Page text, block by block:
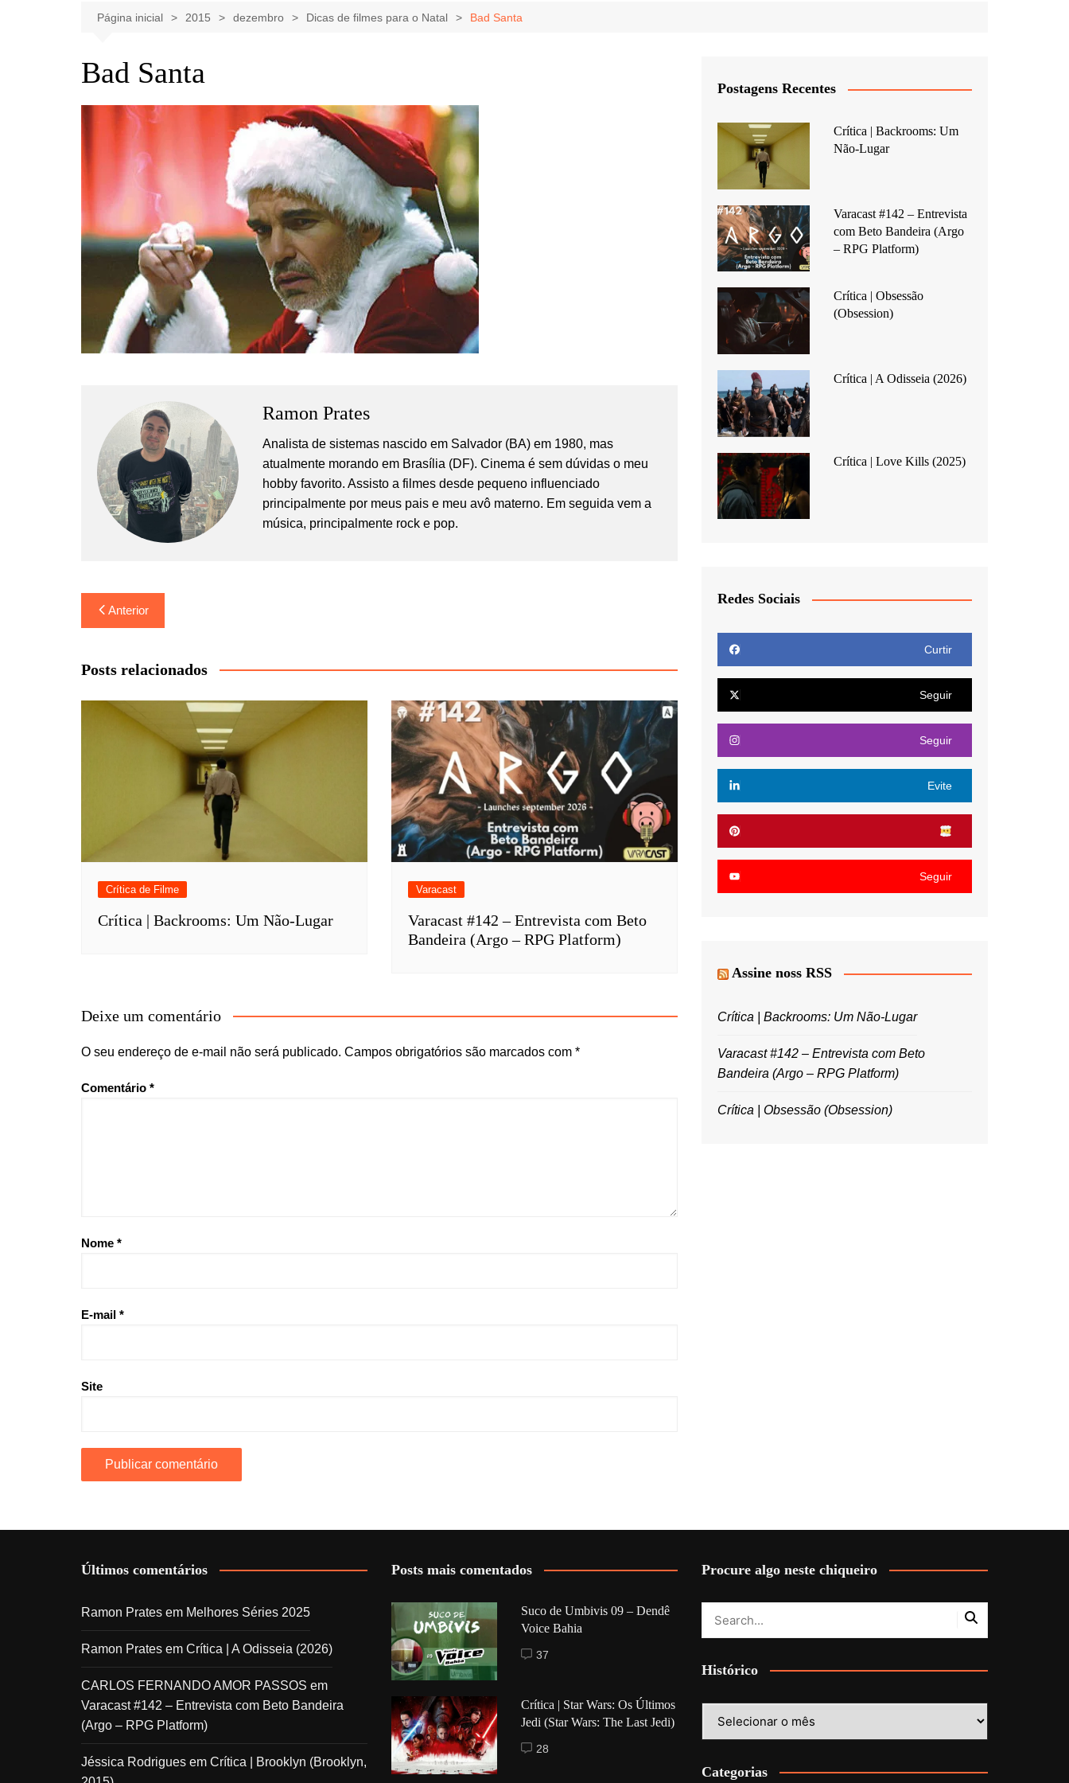
Celebridades
Música
Notícias
Clássicos
Livros
Game ReviewRadiola Torresmo
Página inicial 2015 dezembro Dicas de filmes para o Natal Bad Santa
Bad Santa
Ramon Prates
Analista de sistemas nascido em Salvador (BA) em 1980, mas
atualmente morando em Brasília (DF). Cinema é sem dúvidas o meu
hobby favorito. Assisto a filmes desde pequeno influenciado
principalmente por meus pais e meu avô materno. Em seguida vem a
música, principalmente rock e pop.
Navegação
de
Post
Anterior
Posts relacionados
Crítica de Filme
Crítica | Backrooms: Um Não-Lugar
Varacast
Varacast #142 – Entrevista com Beto
Bandeira (Argo – RPG Platform)
Deixe um comentário
O seu endereço de e-mail não será publicado. Campos obrigatórios são marcados com *
Comentário *
Nome *
E-mail *
Site
Postagens Recentes
Crítica | Backrooms: Um
Não-Lugar
Varacast #142 – Entrevista
com Beto Bandeira (Argo
– RPG Platform)
Crítica | Obsessão
(Obsession)
Crítica | A Odisseia (2026)
Crítica | Love Kills (2025)
Redes Sociais
Curtir
Seguir
Seguir
Evite
Seguir
Assine noss RSS
Crítica | Backrooms: Um Não-Lugar
Varacast #142 – Entrevista com Beto
Bandeira (Argo – RPG Platform)
Crítica | Obsessão (Obsession)
Últimos comentários
Ramon Prates em Melhores Séries 2025
Ramon Prates em Crítica | A Odisseia (2026)
CARLOS FERNANDO AMOR PASSOS em
Varacast #142 – Entrevista com Beto Bandeira
(Argo – RPG Platform)
Jéssica Rodrigues em Crítica | Brooklyn (Brooklyn,
Posts mais comentados
Suco de Umbivis 09 – Dendê
Voice Bahia
37
Crítica | Star Wars: Os Últimos
Jedi (Star Wars: The Last Jedi)
28
Procure algo neste chiqueiro
Histórico
Categorias